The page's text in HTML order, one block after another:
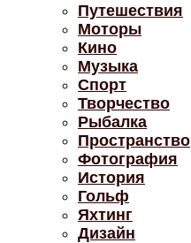
Путешествия
Моторы
Кино
Музыка
Спорт
Творчество
Рыбалка
Пространство
Фотография
История
Гольф
Яхтинг
Дизайн